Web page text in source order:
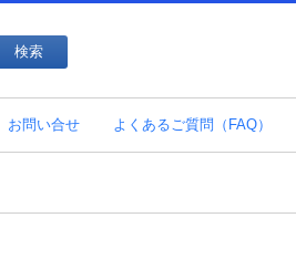
お問い合せ よくあるご質問（FAQ）